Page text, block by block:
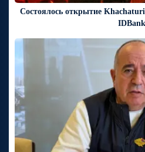
Состоялось открытие
IDBank